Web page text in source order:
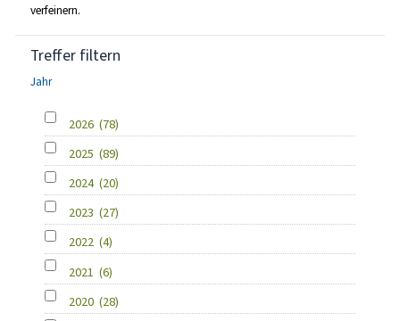
verfeinern.
Treffer filtern
Jahr
2026 (78)
2025 (89)
2024 (20)
2023 (27)
2022 (4)
2021 (6)
2020 (28)